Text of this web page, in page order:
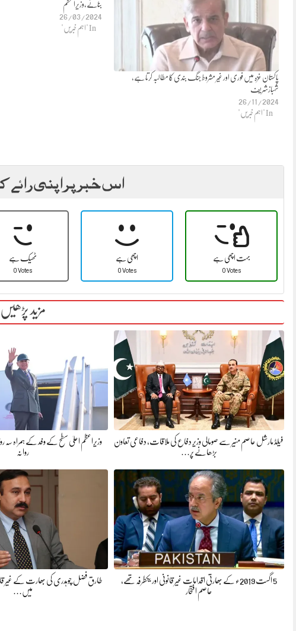
بنائے،وزیراعظم
26/03/2024
In "اہم خبریں"
پاکستان غزہ میں فوری اور غیر مشروط جنگ بندی کا مطالبہ کرتا ہے،
شہبازشریف
26/11/2024
In "اہم خبریں"
اس خبر پر اپنی رائے
ٹھیک ہے
0 Votes
اچھی ہے
0 Votes
بہت اچھی ہے
0 Votes
مزید پڑھیں
فیلڈ مارشل عاصم منیر سے صومالی وزیر دفاع کی ملاقات، دفاعی تعاون
بڑھانے پر…
وزیراعظم اعلیٰ سطح کے وفد کے ہمراہ سہ
روانہ
5 اگست 2019ء کے بھارتی اقدامات غیر قانونی اور یکطرفہ تھے،
عاصم افتخار
طارق فضل چوہدری کی بھارت کے غیر
میں…